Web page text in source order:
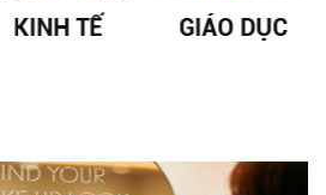
KINH TẾ GIÁO DỤC